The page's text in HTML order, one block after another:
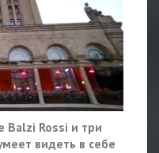
Balzi Rossi и три
видеть в себе